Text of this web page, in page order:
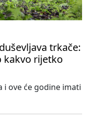
trkače:
kakvo rijetko
ove će godine imati